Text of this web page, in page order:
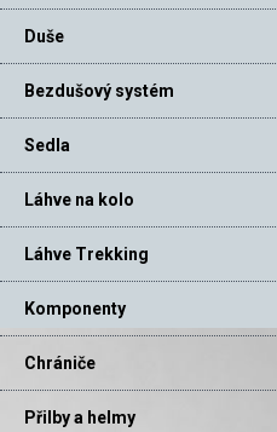
Duše
Bezdušový systém
Sedla
Láhve na kolo
Láhve Trekking
Komponenty
Chrániče
Přilby a helmy